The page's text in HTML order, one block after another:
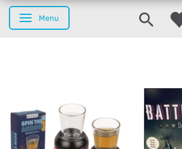
Skifte navigation
Menu